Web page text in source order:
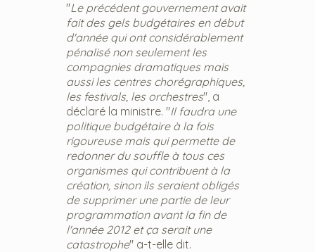
"Le précédent gouvernement avait
fait des gels budgétaires en début
d'année qui ont considérablement
pénalisé non seulement les
compagnies dramatiques mais
aussi les centres chorégraphiques,
les festivals, les orchestres", a
déclaré la ministre. "Il faudra une
politique budgétaire à la fois
rigoureuse mais qui permette de
redonner du souffle à tous ces
organismes qui contribuent à la
création, sinon ils seraient obligés
de supprimer une partie de leur
programmation avant la fin de
l'année 2012 et ça serait une
catastrophe" a-t-elle dit.